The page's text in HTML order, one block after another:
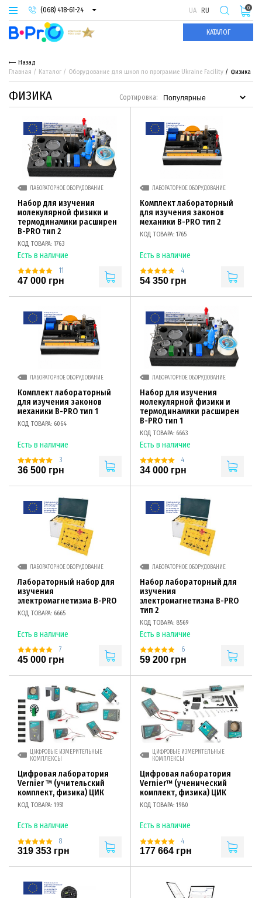
(068) 418-61-24
(093) 974-66-94
(095) 987-29-55
UA RU
КАТАЛОГ
0
Назад
Главная
Каталог Оборудование для школ по программе Ukraine Facility Физика
ФИЗИКА Сортировка:
ЛАБОРАТОРНОЕ ОБОРУДОВАНИЕ
Набор для изучения
молекулярной физики и
термодинамики расширен
B-PRO тип 2
КОД ТОВАРА: 1763
Есть в наличие
11
47 000 грн
ЛАБОРАТОРНОЕ ОБОРУДОВАНИЕ
Комплект лабораторный
для изучения законов
механики B-PRO тип 2
КОД ТОВАРА: 1765
Есть в наличие
4
54 350 грн
ЛАБОРАТОРНОЕ ОБОРУДОВАНИЕ
Комплект лабораторный
для изучения законов
механики B-PRO тип 1
КОД ТОВАРА: 6064
Есть в наличие
3
36 500 грн
ЛАБОРАТОРНОЕ ОБОРУДОВАНИЕ
Набор для изучения
молекулярной физики и
термодинамики расширен
B-PRO тип 1
КОД ТОВАРА: 6663
Есть в наличие
4
34 000 грн
ЛАБОРАТОРНОЕ ОБОРУДОВАНИЕ
Лабораторный набор для
изучения
электромагнетизма B-PRO
КОД ТОВАРА: 6665
Есть в наличие
7
45 000 грн
ЛАБОРАТОРНОЕ ОБОРУДОВАНИЕ
Набор лабораторный для
изучения
электромагнетизма B-PRO
тип 2
КОД ТОВАРА: 8569
Есть в наличие
6
59 200 грн
ЦИФРОВЫЕ ИЗМЕРИТЕЛЬНЫЕ
КОМПЛЕКСЫ
Цифровая лаборатория
Vernier ™ (учительский
комплект, физика) ЦИК
КОД ТОВАРА: 1951
Есть в наличие
8
319 353 грн
ЦИФРОВЫЕ ИЗМЕРИТЕЛЬНЫЕ
КОМПЛЕКСЫ
Цифровая лаборатория
Vernier™ (ученический
комплект, физика) ЦИК
КОД ТОВАРА: 1980
Есть в наличие
4
177 664 грн